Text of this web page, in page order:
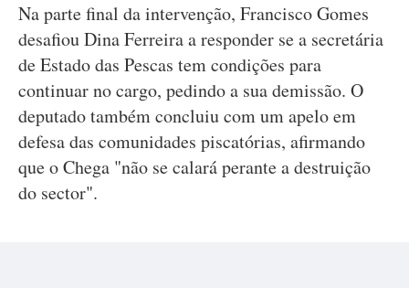
Na parte final da intervenção, Francisco Gomes
desafiou Dina Ferreira a responder se a secretária
de Estado das Pescas tem condições para
continuar no cargo, pedindo a sua demissão. O
deputado também concluiu com um apelo em
defesa das comunidades piscatórias, afirmando
que o Chega "não se calará perante a destruição
do sector".